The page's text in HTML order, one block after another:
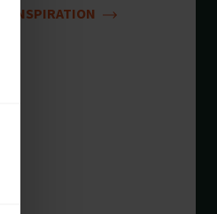
INSPIRATION